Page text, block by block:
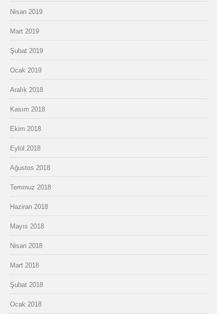
Nisan 2019
Mart 2019
Şubat 2019
Ocak 2019
Aralık 2018
Kasım 2018
Ekim 2018
Eylül 2018
Ağustos 2018
Temmuz 2018
Haziran 2018
Mayıs 2018
Nisan 2018
Mart 2018
Şubat 2018
Ocak 2018